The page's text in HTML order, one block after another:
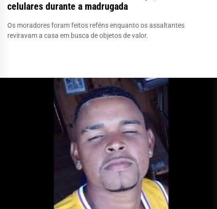
celulares durante a madrugada
Os moradores foram feitos reféns enquanto os assaltantes
reviravam a casa em busca de objetos de valor.